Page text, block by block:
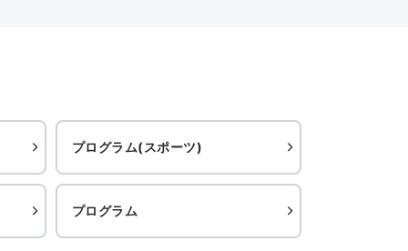
プログラム(スポーツ)
プログラム